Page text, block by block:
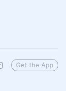
Get the App